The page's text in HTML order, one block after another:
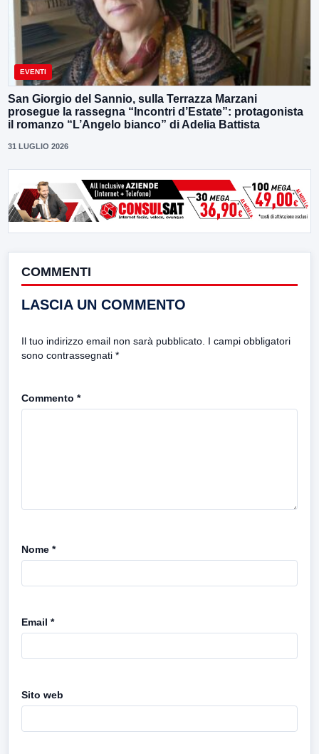
EVENTI
San Giorgio del Sannio, sulla Terrazza Marzani
prosegue la rassegna “Incontri d’Estate”: protagonista
il romanzo “L’Angelo bianco” di Adelia Battista
31 LUGLIO 2026
COMMENTI
LASCIA UN COMMENTO
Il tuo indirizzo email non sarà pubblicato. I campi obbligatori
sono contrassegnati *
Commento *
Nome *
Email *
Sito web